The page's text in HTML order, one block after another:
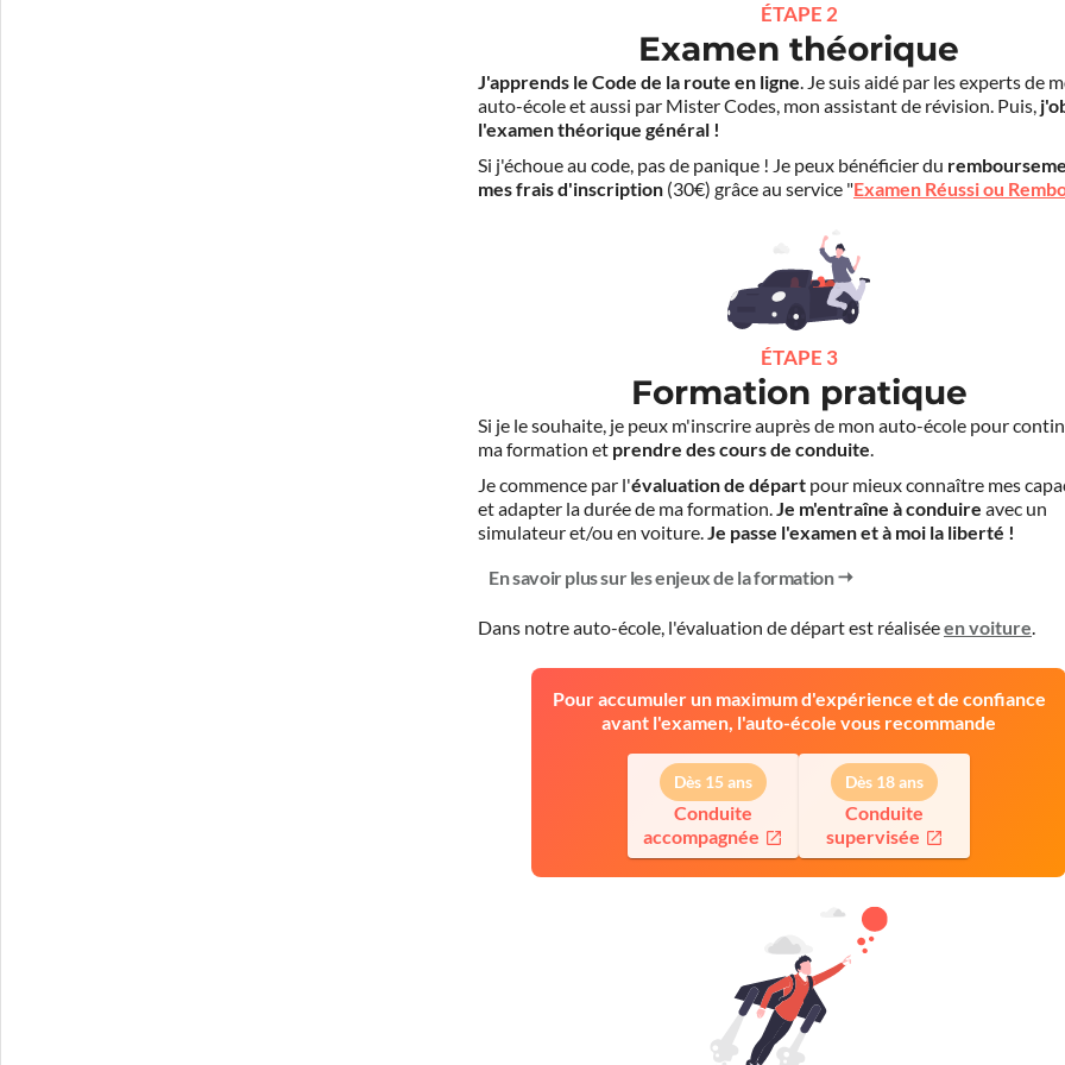
ÉTAPE 2
Examen théorique
J'apprends le Code de la route en ligne. Je suis aidé par les experts de
auto-école et aussi par Mister Codes, mon assistant de révision. Puis,
l'examen théorique général !
Si j'échoue au code, pas de panique ! Je peux bénéficier du
mes frais d'inscription (30€) grâce au service "Examen Réussi ou
ÉTAPE 3
Formation pratique
Si je le souhaite, je peux m'inscrire auprès de mon auto-école pour
ma formation et prendre des cours de conduite.
Je commence par l'évaluation de départ pour mieux connaître mes
et adapter la durée de ma formation. Je m'entraîne à conduire avec un
simulateur et/ou en voiture. Je passe l'examen et à moi la liberté !
En savoir plus sur les enjeux de la formation
Dans notre auto-école, l'évaluation de départ est réaliséeen voiture
Pour accumuler un maximum d'expérience et de confiance
avant l'examen, l'auto-école vous recommande
Dès 15 ans
Conduite
accompagnée
Dès 18 ans
Conduite
supervisée